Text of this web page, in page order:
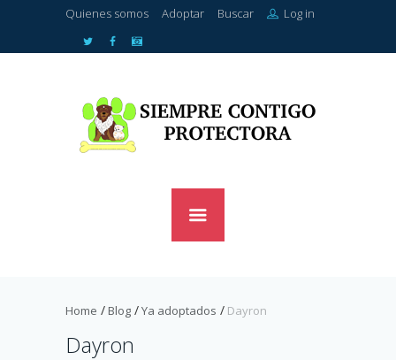
Quienes somos Adoptar Buscar Log in
Home Blog Ya adoptados Dayron
Dayron